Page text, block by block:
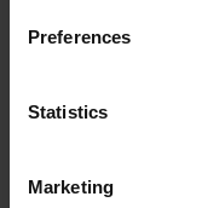
Preferences
Statistics
Marketing
úkony, které se
prostředí. Tyto
Například vozidla,
potřebují zimní
nemrznoucí směs,